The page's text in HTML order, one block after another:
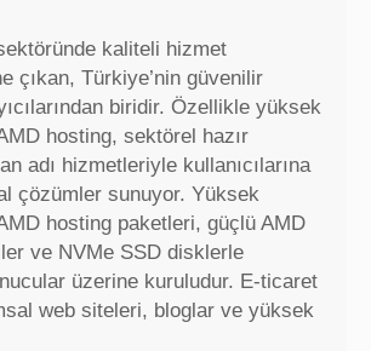
kaliteli hizmet
çıkan, Türkiye’nin güvenilir
biridir. Özellikle yüksek
hosting, sektörel hazır
adı hizmetleriyle kullanıcılarına
çözümler sunuyor. Yüksek
hosting paketleri, güçlü AMD
ve NVMe SSD disklerle
üzerine kuruludur. E-ticaret
web siteleri, bloglar ve yüksek